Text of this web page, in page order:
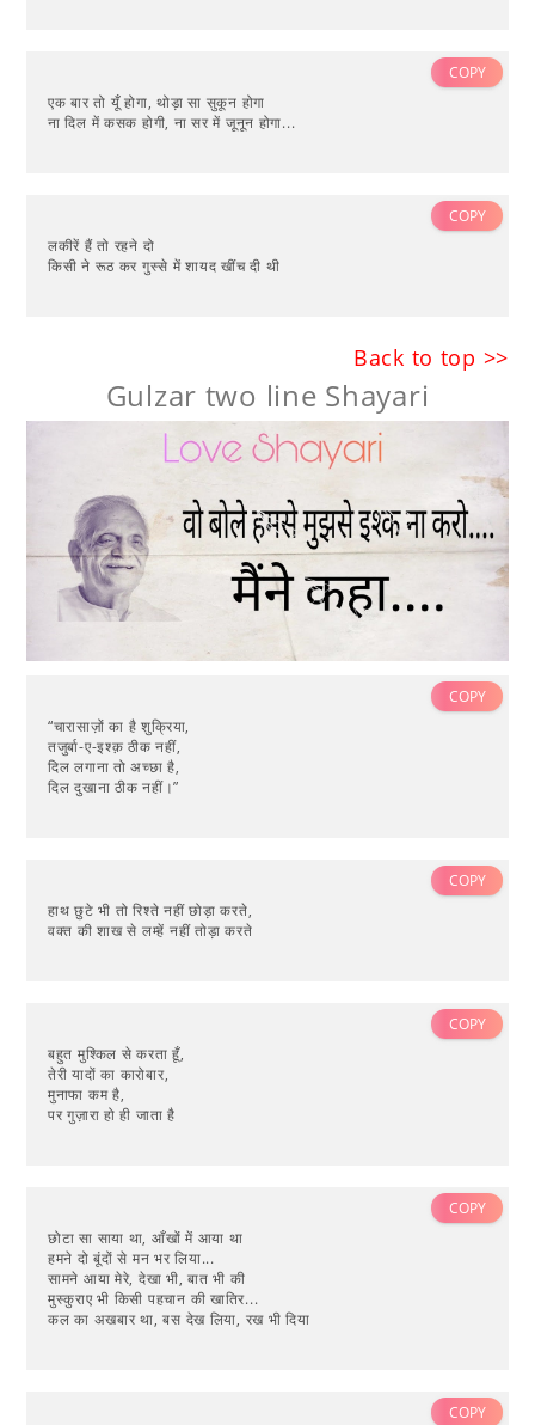
एक बार तो यूँ होगा, थोड़ा सा सुकून होगा
ना दिल में कसक होगी, ना सर में जूनून होगा...
COPY
लकीरें हैं तो रहने दो
किसी ने रूठ कर गुस्से में शायद खींच दी थी
COPY
Back to top >>
Gulzar two line Shayari
“चारासाज़ों का है शुक्रिया,
तजुर्बा-ए-इश्क़ ठीक नहीं,
दिल लगाना तो अच्छा है,
दिल दुखाना ठीक नहीं।”
COPY
हाथ छुटे भी तो रिश्ते नहीं छोड़ा करते,
वक्त की शाख से लम्हें नहीं तोड़ा करते
COPY
बहुत मुश्किल से करता हूँ,
तेरी यादों का कारोबार,
मुनाफा कम है,
पर गुज़ारा हो ही जाता है
COPY
छोटा सा साया था, आँखों में आया था
हमने दो बूंदों से मन भर लिया...
सामने आया मेरे, देखा भी, बात भी की
मुस्कुराए भी किसी पहचान की खातिर...
कल का अखबार था, बस देख लिया, रख भी दिया
COPY
COPY